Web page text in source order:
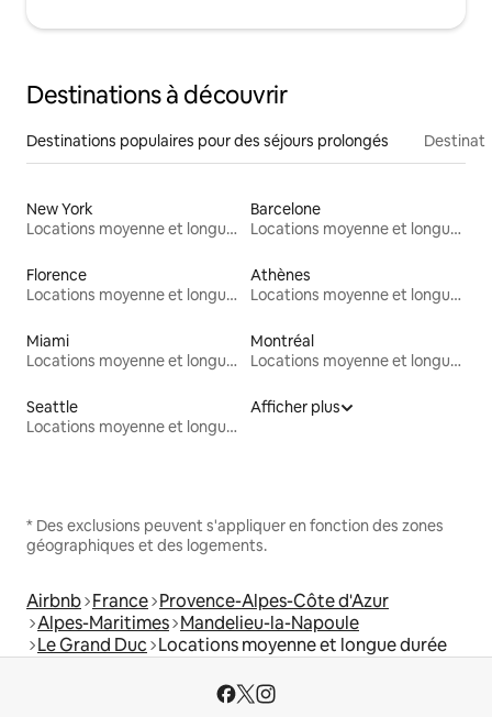
Destinations à découvrir
Destinations populaires pour des séjours prolongés
New York
Locations moyenne et longue durée
Barcelone
Locations moyenne et longue durée
Florence
Locations moyenne et longue durée
Athènes
Locations moyenne et longue durée
Miami
Locations moyenne et longue durée
Montréal
Locations moyenne et longue durée
Seattle
Locations moyenne et longue durée
Afficher plus
* Des exclusions peuvent s'appliquer en fonction des zones
géographiques et des logements.
Airbnb France Provence-Alpes-Côte d'Azur
Alpes-Maritimes Mandelieu-la-Napoule
Le Grand Duc Locations moyenne et longue durée